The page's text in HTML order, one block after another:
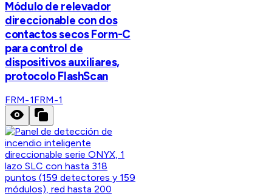
Módulo de relevador
direccionable con dos
contactos secos Form-C
para control de
dispositivos auxiliares,
protocolo FlashScan
FRM-1FRM-1